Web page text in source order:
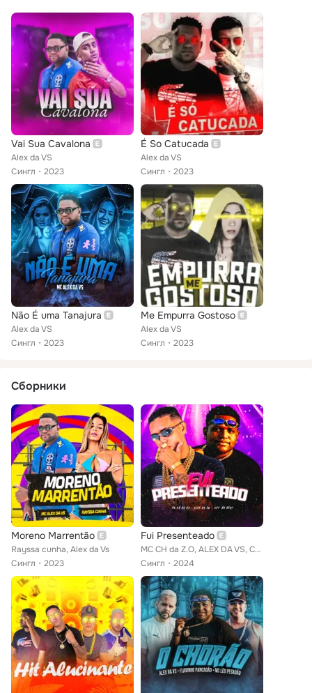
Vai Sua Cavalona
Alex da VS
Сингл
2023
É So Catucada
Alex da VS
Сингл
2023
Não É uma Tanajura
Alex da VS
Сингл
2023
Me Empurra Gostoso
Alex da VS
Сингл
2023
Сборники
Moreno Marrentão
Rayssa cunha, Alex da Vs
Сингл
2023
Fui Presenteado
MC CH da Z.O, ALEX DA VS, Czt no Beat
Сингл
2024